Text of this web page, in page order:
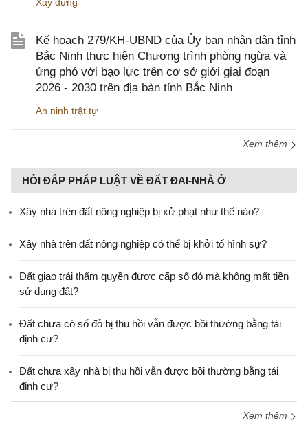
Xây dựng
Kế hoạch 279/KH-UBND của Ủy ban nhân dân tỉnh
Bắc Ninh thực hiện Chương trình phòng ngừa và
ứng phó với bạo lực trên cơ sở giới giai đoạn
2026 - 2030 trên địa bàn tỉnh Bắc Ninh
An ninh trật tự
Xem thêm
HỎI ĐÁP PHÁP LUẬT VỀ ĐẤT ĐAI-NHÀ Ở
Xây nhà trên đất nông nghiệp bị xử phạt như thế nào?
Xây nhà trên đất nông nghiệp có thể bị khởi tố hình sự?
Đất giao trái thẩm quyền được cấp sổ đỏ mà không mất tiền
sử dụng đất?
Đất chưa có sổ đỏ bị thu hồi vẫn được bồi thường bằng tái
định cư?
Đất chưa xây nhà bị thu hồi vẫn được bồi thường bằng tái
định cư?
Xem thêm